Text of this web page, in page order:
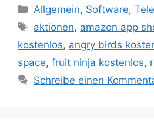
Kategorien
Allgemein, Software,
Schlagwörter
aktionen, amazon app
kostenlos, angry birds
space, fruit ninja kostenlos,
Schreibe einen